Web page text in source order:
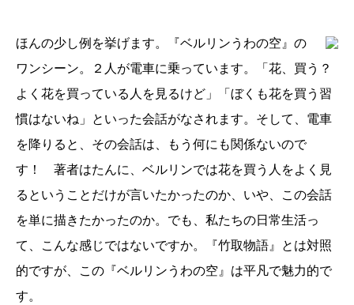
ほんの少し例を挙げます。『ベルリンうわの空』の
ワンシーン。２人が電車に乗っています。「花、買う？
よく花を買っている人を見るけど」「ぼくも花を買う習
慣はないね」といった会話がなされます。そして、電車
を降りると、その会話は、もう何にも関係ないので
す！ 著者はたんに、ベルリンでは花を買う人をよく見
るということだけが言いたかったのか、いや、この会話
を単に描きたかったのか。でも、私たちの日常生活っ
て、こんな感じではないですか。『竹取物語』とは対照
的ですが、この『ベルリンうわの空』は平凡で魅力的で
す。